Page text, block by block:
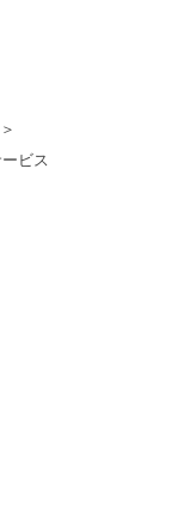
ビス